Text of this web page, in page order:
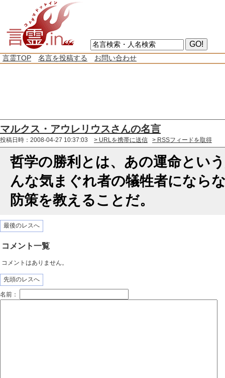
言霊TOP 名言を投稿する お問い合わせ
マルクス・アウレリウスさんの名言
投稿日時：2008-04-27 10:37:03 > URLを携帯に送信 > RSSフィードを取得
哲学の勝利とは、あの運命とい
んな気まぐれ者の犠牲者になら
防策を教えることだ。
最後のレスへ
コメント一覧
コメントはありません。
先頭のレスへ
名前：